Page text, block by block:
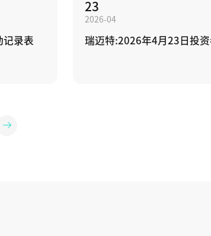
记录表
23
2026-04
瑞迈特:2026年4月23日投